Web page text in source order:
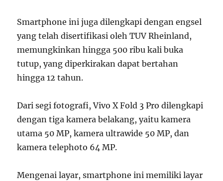
Smartphone ini juga dilengkapi dengan engsel
yang telah disertifikasi oleh TUV Rheinland,
memungkinkan hingga 500 ribu kali buka
tutup, yang diperkirakan dapat bertahan
hingga 12 tahun.
Dari segi fotografi, Vivo X Fold 3 Pro dilengkapi
dengan tiga kamera belakang, yaitu kamera
utama 50 MP, kamera ultrawide 50 MP, dan
kamera telephoto 64 MP.
Mengenai layar, smartphone ini memiliki layar